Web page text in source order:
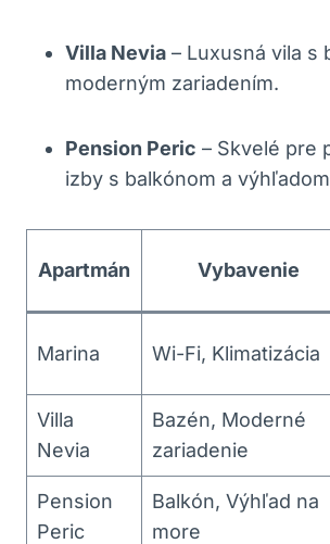
Villa Nevia – Luxusná vila s
moderným zariadením.
Pension Peric – Skvelé pre
izby s balkónom a
Apartmán Vybavenie
Marina Wi-Fi, Klimatizácia
Villa
Nevia
Bazén, Moderné
zariadenie
Pension
Peric
Balkón, Výhľad na
more